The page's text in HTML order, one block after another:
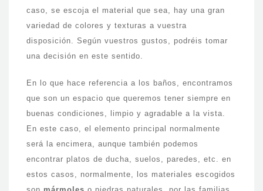
caso, se escoja el material que sea, hay una gran
variedad de colores y texturas a vuestra
disposición. Según vuestros gustos, podréis tomar
una decisión en este sentido.
En lo que hace referencia a los baños, encontramos
que son un espacio que queremos tener siempre en
buenas condiciones, limpio y agradable a la vista.
En este caso, el elemento principal normalmente
será la encimera, aunque también podemos
encontrar platos de ducha, suelos, paredes, etc. en
estos casos, normalmente, los materiales escogidos